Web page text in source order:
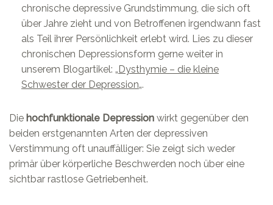
chronische depressive Grundstimmung, die sich oft
über Jahre zieht und von Betroffenen irgendwann fast
als Teil ihrer Persönlichkeit erlebt wird. Lies zu dieser
chronischen Depressionsform gerne weiter in
unserem Blogartikel: „Dysthymie – die kleine
Schwester der Depression„.
Die hochfunktionale Depression wirkt gegenüber den
beiden erstgenannten Arten der depressiven
Verstimmung oft unauffälliger: Sie zeigt sich weder
primär über körperliche Beschwerden noch über eine
sichtbar rastlose Getriebenheit.